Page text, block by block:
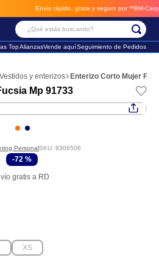
Envío rápido, gratis y seguro por **BM-Cargo**
¿Qué estás buscando?
TopAlianzasVende aquíSeguimiento de Pedidos
Vestidos y enterizos Enterizo Corto Mujer
Mp 91733
PersonalSKU: 8306506
-72 %
gratis a RD
XS